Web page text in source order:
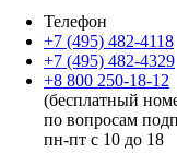
Телефон
+7 (495) 482-4118
+7 (495) 482-4329
+8 800 250-18-12
(бесплатный
по вопросам
пн-пт с 10 до 18